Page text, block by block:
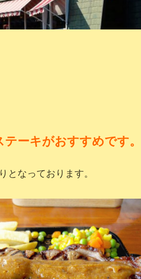
ーキがおすすめです。
となっております。